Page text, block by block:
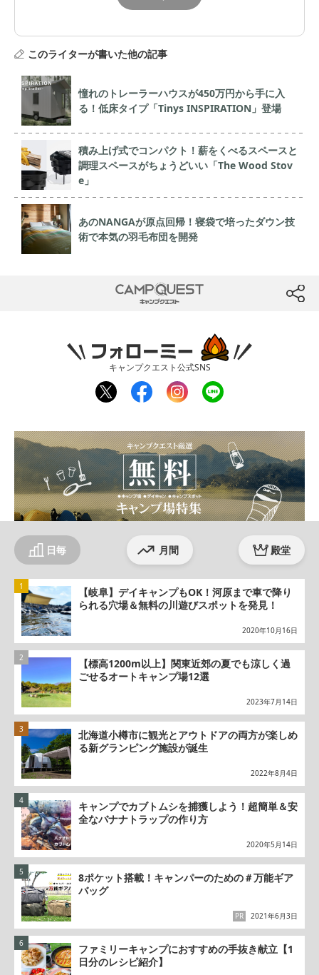
このライターが書いた他の記事
憧れのトレーラーハウスが450万円から手に入
る！低床タイプ「Tinys INSPIRATION」登場
積み上げ式でコンパクト！薪をくべるスペースと
調理スペースがちょうどいい「The Wood Stov
e」
あのNANGAが原点回帰！寝袋で培ったダウン技
術で本気の羽毛布団を開発
btn
CAMP QUEST
フォローミー
キャンプクエスト公式SNS
twit
ter
fac
ebo
inst
agr
line
日毎 月間 殿堂
【岐阜】デイキャンプもOK！河原まで車で降り
られる穴場＆無料の川遊びスポットを発見！
2020年10月16日
【標高1200m以上】関東近郊の夏でも涼しく過
ごせるオートキャンプ場12選
2023年7月14日
北海道小樽市に観光とアウトドアの両方が楽しめ
る新グランピング施設が誕生
2022年8月4日
キャンプでカブトムシを捕獲しよう！超簡単＆安
全なバナナトラップの作り方
2020年5月14日
8ポケット搭載！キャンパーのための＃万能ギア
バッグ
2021年6月3日
PR
ファミリーキャンプにおすすめの手抜き献立【1
日分のレシピ紹介】